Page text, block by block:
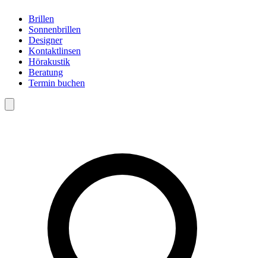
Brillen
Sonnenbrillen
Designer
Kontaktlinsen
Hörakustik
Beratung
Termin buchen